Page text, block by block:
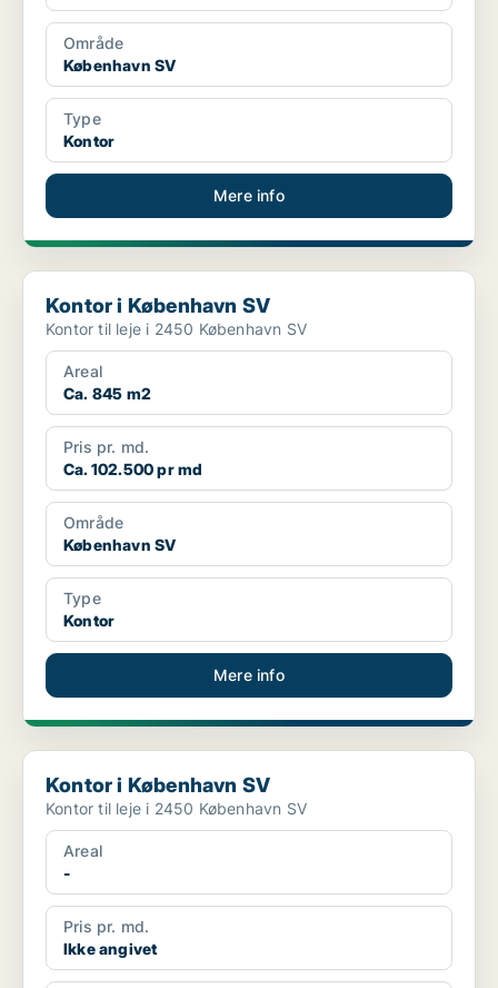
Område
København SV
Type
Kontor
Mere info
Kontor i København SV
Kontor i København SV
Kontor til leje i 2450 København SV
Areal
Ca. 845 m2
Pris pr. md.
Ca. 102.500 pr md
Område
København SV
Type
Kontor
Mere info
Kontor i København SV
Kontor i København SV
Kontor til leje i 2450 København SV
Areal
-
Pris pr. md.
Ikke angivet